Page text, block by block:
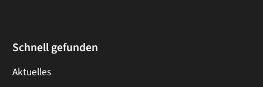
Schnell gefunden
Aktuelles